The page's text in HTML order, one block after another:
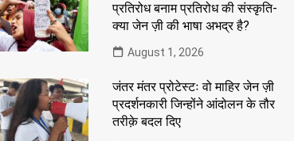
प्रतिरोध बनाम प्रतिरोध की संस्कृति-
क्या जेन ज़ी की भाषा अभद्र है?
August 1, 2026
जंतर मंतर प्रोटेस्टः वो माहिर जेन ज़ी
प्रदर्शनकारी जिन्होंने आंदोलन के तौर
तरीक़े बदल दिए